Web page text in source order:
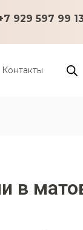
929 597 99
Контакты
в